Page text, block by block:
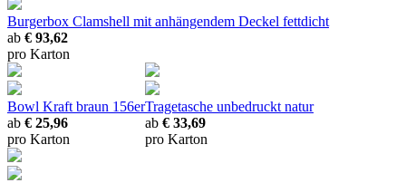
Burgerbox Clamshell mit anhängendem Deckel fettdicht
ab € 93,62
pro Karton
Bowl Kraft braun 156er
ab € 25,96
pro Karton
Tragetasche unbedruckt natur
ab € 33,69
pro Karton